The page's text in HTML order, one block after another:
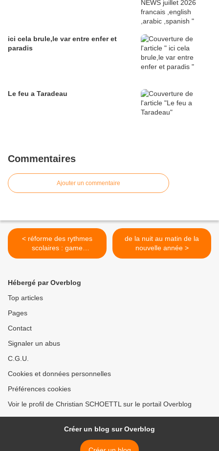
ici cela brule,le var entre enfer et
paradis
Le feu a Taradeau
Commentaires
Ajouter un commentaire
< réforme des rythmes
scolaires : game
over...quoique
de la nuit au matin de la
nouvelle année >
Hébergé par Overblog
Top articles
Pages
Contact
Signaler un abus
C.G.U.
Cookies et données personnelles
Préférences cookies
Voir le profil de Christian SCHOETTL sur le portail Overblog
Créer un blog sur Overblog